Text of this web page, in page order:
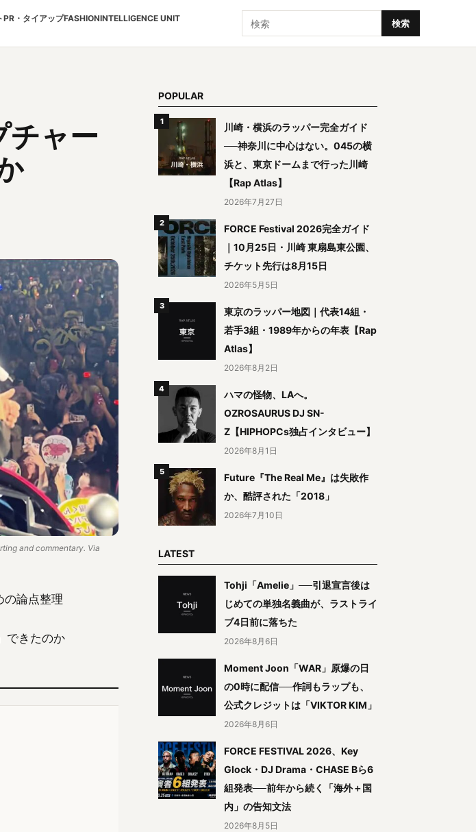
PR・タイアップFASHIONINTELLIGENCE UNIT
検索 検索
ャー
and commentary. Via
論点整理
できたのか
POPULAR
川崎・横浜のラッパー完全ガイド
──神奈川に中心はない。045の横
浜と、東京ドームまで行った川崎
【Rap Atlas】
2026年7月27日
FORCE Festival 2026完全ガイド
｜10月25日・川崎 東扇島東公園、
チケット先行は8月15日
2026年5月5日
東京のラッパー地図｜代表14組・
若手3組・1989年からの年表【Rap
Atlas】
2026年8月2日
ハマの怪物、LAへ。
OZROSAURUS DJ SN-
Z【HIPHOPCs独占インタビュー】
2026年8月1日
Future『The Real Me』は失敗作
か、酷評された「2018」
2026年7月10日
LATEST
Tohji「Amelie」──引退宣言後は
じめての単独名義曲が、ラストライ
ブ4日前に落ちた
2026年8月6日
Moment Joon「WAR」原爆の日
の0時に配信──作詞もラップも、
公式クレジットは「VIKTOR KIM」
2026年8月6日
FORCE FESTIVAL 2026、Key
Glock・DJ Drama・CHASE Bら6
組発表──前年から続く「海外＋国
内」の告知文法
2026年8月5日